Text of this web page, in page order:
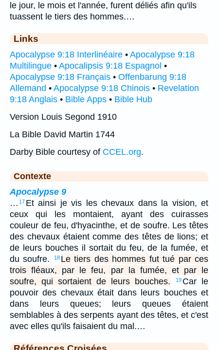
le jour, le mois et l'année, furent déliés afin qu'ils
tuassent le tiers des hommes.…
Links
Apocalypse 9:18 Interlinéaire • Apocalypse 9:18
Multilingue • Apocalipsis 9:18 Espagnol •
Apocalypse 9:18 Français • Offenbarung 9:18
Allemand • Apocalypse 9:18 Chinois • Revelation
9:18 Anglais • Bible Apps • Bible Hub
Version Louis Segond 1910
La Bible David Martin 1744
Darby Bible courtesy of CCEL.org.
Contexte
Apocalypse 9
… 17 Et ainsi je vis les chevaux dans la vision, et
ceux qui les montaient, ayant des cuirasses
couleur de feu, d'hyacinthe, et de soufre. Les têtes
des chevaux étaient comme des têtes de lions; et
de leurs bouches il sortait du feu, de la fumée, et
du soufre.
18 Le tiers des hommes fut tué par ces
trois fléaux, par le feu, par la fumée, et par le
soufre, qui sortaient de leurs bouches.
19 Car le
pouvoir des chevaux était dans leurs bouches et
dans leurs queues; leurs queues étaient
semblables à des serpents ayant des têtes, et c'est
avec elles qu'ils faisaient du mal.…